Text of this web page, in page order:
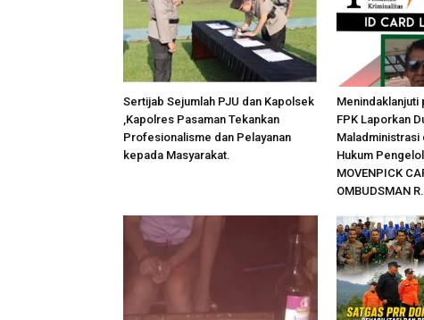
Sertijab Sejumlah PJU dan Kapolsek
,Kapolres Pasaman Tekankan
Profesionalisme dan Pelayanan
kepada Masyarakat.
Menindaklanjuti
FPK Laporkan
Maladministrasi
Hukum
MOVENPICK
OMBUDSMAN